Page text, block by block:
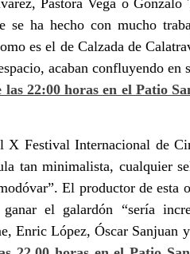
se ha hecho con mucho
es el de Calzada de
acaban confluyendo en
22:00 horas en el Patio
X Festival Internacional de
tan minimalista, cualquier
. El productor de esta
el galardón “sería
Enric López, Óscar Sanjuan